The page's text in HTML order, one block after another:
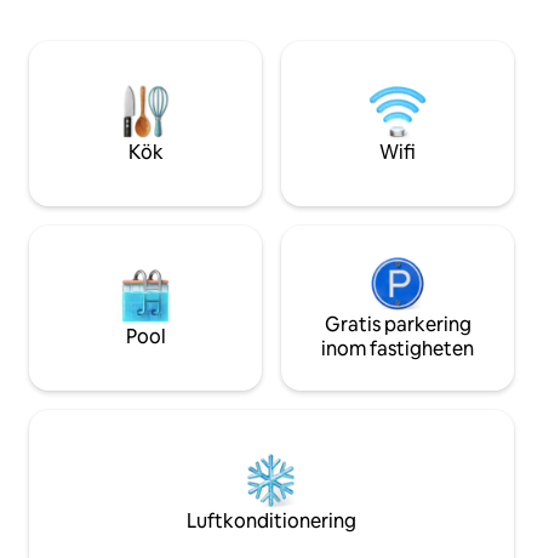
stranden i
Kök Wifi
Pool
Gratis parkering
inom fastigheten
Luftkonditionering